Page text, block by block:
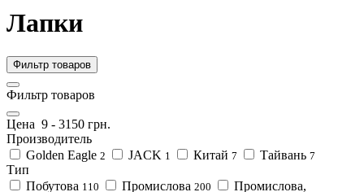
Лапки
Фильтр товаров
Фильтр товаров
Цена 9 - 3150 грн.
Производитель
Golden Eagle 2 JACK 1 Китай 7 Тайвань 7
Тип
Побутова 110 Промислова 200 Промислова,